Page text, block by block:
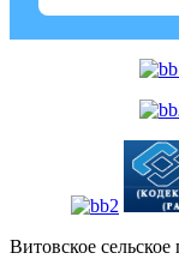
Витовское